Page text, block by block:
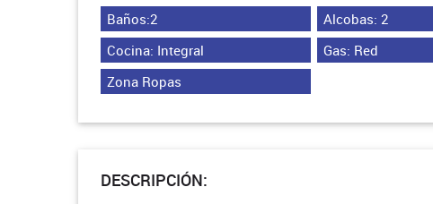
Baños:2 Alcobas: 2
Cocina: Integral
Gas: Red
Zona Ropas
DESCRIPCIÓN: